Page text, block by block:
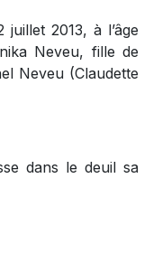
2013, à l’âge
Neveu, fille de
Neveu (Claudette
dans le deuil sa